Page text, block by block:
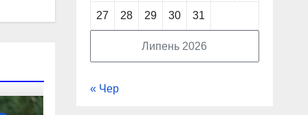
Липень 2026
27 28 29 30 31
« Чер